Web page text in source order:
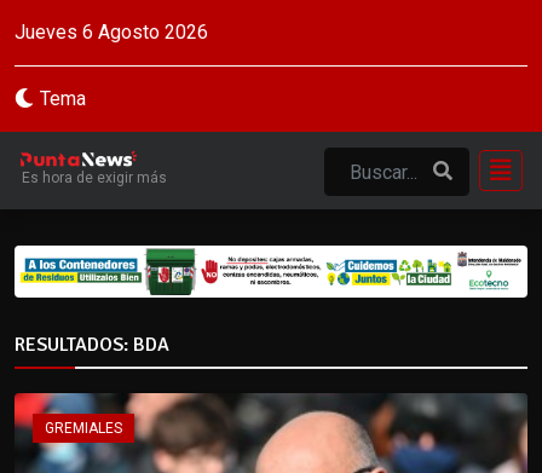
Jueves 6 Agosto 2026
Tema
Es hora de exigir más
RESULTADOS: BDA
GREMIALES